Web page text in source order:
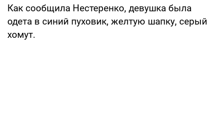
Как сообщила Нестеренко, девушка была
одета в синий пуховик, желтую шапку, серый
хомут.